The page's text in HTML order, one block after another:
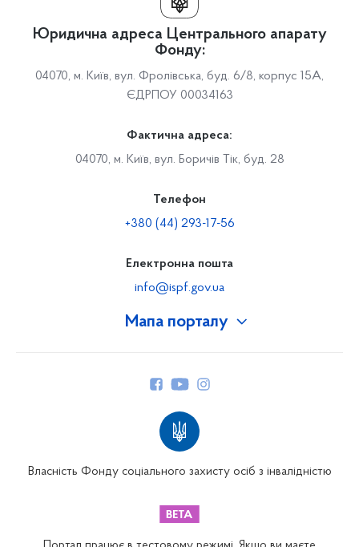
Мапа порталу
Юридична адреса Центрального апарату
Фонду:
04070, м. Київ, вул. Фролівська, буд. 6/8, корпус 15А,
ЄДРПОУ 00034163
Фактична адреса:
04070, м. Київ, вул. Боричів Тік, буд. 28
Телефон
+380 (44) 293-17-56
Електронна пошта
info@ispf.gov.ua
Власність Фонду соціального захисту осіб з інвалідністю